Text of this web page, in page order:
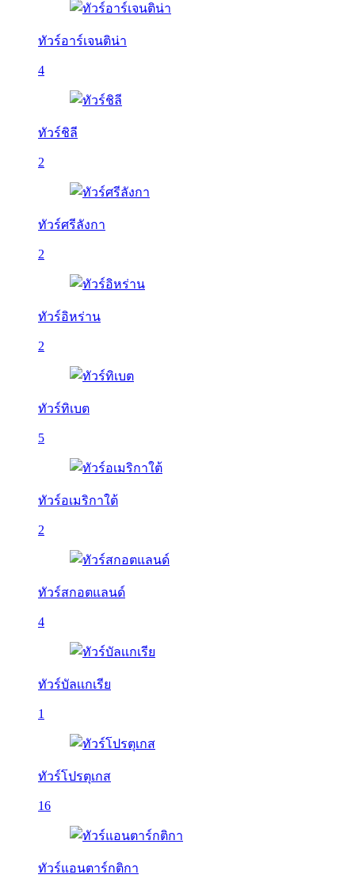
ทัวร์อาร์เจนติน่า
4
ทัวร์ชิลี
2
ทัวร์ศรีลังกา
2
ทัวร์อิหร่าน
2
ทัวร์ทิเบต
5
ทัวร์อเมริกาใต้
2
ทัวร์สกอตแลนด์
4
ทัวร์บัลเเกเรีย
1
ทัวร์โปรตุเกส
16
ทัวร์แอนตาร์กติกา